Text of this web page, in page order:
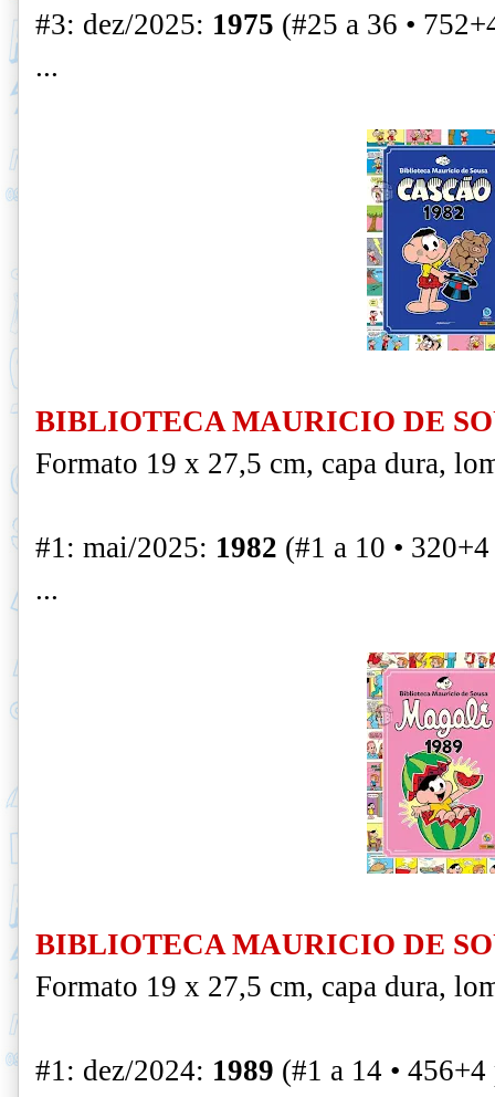
#3: dez/2025: 1975 (#25 a 36 •
...
BIBLIOTECA MAURICIO DE
Formato 19 x 27,5 cm, capa dura,
#1: mai/2025: 1982 (#1 a 10 •
...
BIBLIOTECA MAURICIO DE
Formato 19 x 27,5 cm, capa dura,
#1: dez/2024: 1989 (#1 a 14 •